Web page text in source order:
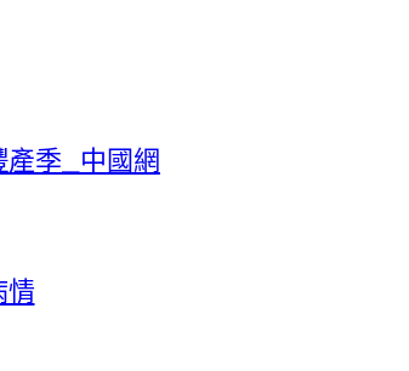
產季_中國網
情